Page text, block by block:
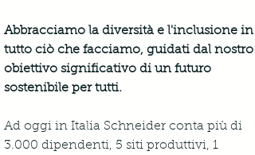
Abbracciamo la diversità e l'inclusione in
tutto ciò che facciamo, guidati dal nostro
obiettivo significativo di un futuro
sostenibile per tutti.
Ad oggi in Italia Schneider conta più di
3.000 dipendenti, 5 siti produttivi, 1